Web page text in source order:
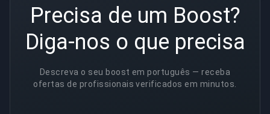
Precisa de um Boost?
Diga-nos o que precisa
Descreva o seu boost em português — receba
ofertas de profissionais verificados em minutos.